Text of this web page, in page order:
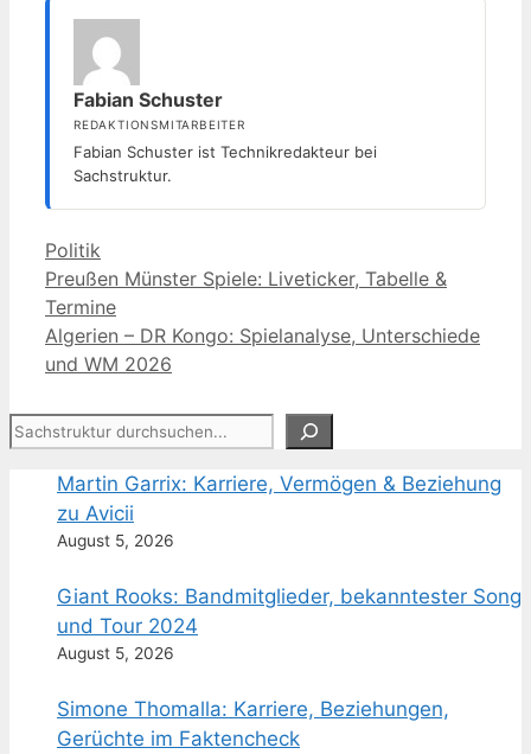
Fabian Schuster
REDAKTIONSMITARBEITER
Fabian Schuster ist Technikredakteur bei
Sachstruktur.
Kategorien
Politik
Preußen Münster Spiele: Liveticker, Tabelle &
Termine
Algerien – DR Kongo: Spielanalyse, Unterschiede
und WM 2026
Suchen
Martin Garrix: Karriere, Vermögen & Beziehung
zu Avicii
August 5, 2026
Giant Rooks: Bandmitglieder, bekanntester Song
und Tour 2024
August 5, 2026
Simone Thomalla: Karriere, Beziehungen,
Gerüchte im Faktencheck